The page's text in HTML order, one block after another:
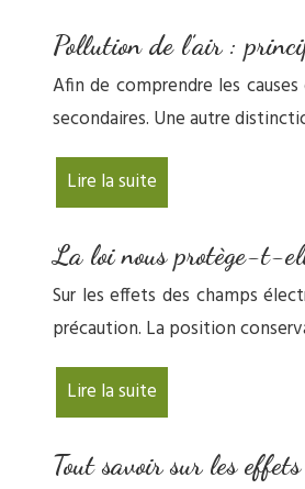
Pollution de l’air :
Afin de comprendre les
secondaires. Une autre
Lire la suite
La loi nous protège-t-
Sur les effets des champs
précaution. La position
Lire la suite
Tout savoir sur les